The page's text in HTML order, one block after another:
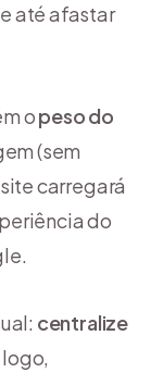
até afastar
opeso do
(sem
carregará
do
centralize